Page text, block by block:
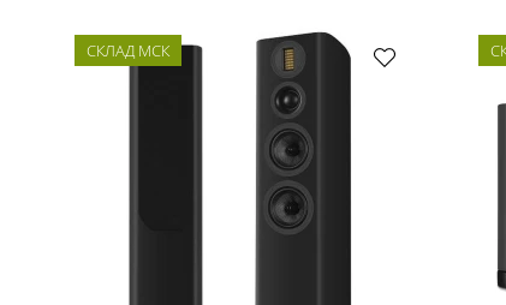
СКЛАД МСК